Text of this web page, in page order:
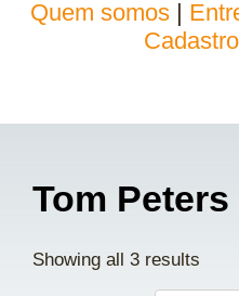
Quem somos
Cadastro
Tom Peters
Showing all 3 results